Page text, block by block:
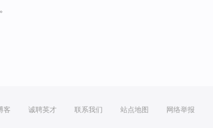
客 诚聘英才 联系我们 站点地图 网络举报